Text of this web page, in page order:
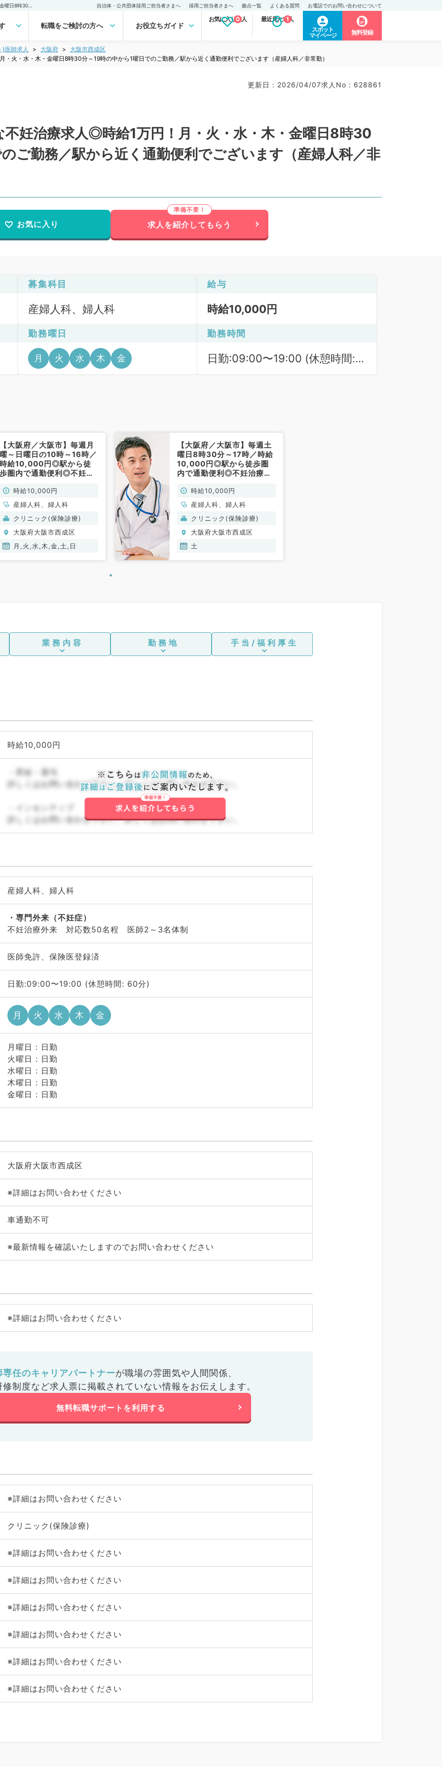
自治体・公共団体採用ご担当者さまへ 採用ご担当者さまへ 拠点一覧 よくある質問 お電話でのお問い合わせについて
転職をご検討の方へ お役立ちガイド
お気に入り求人
0 最近見た求人
1
スポット
マイページ
無料登録
)医師求人 大阪府
大阪市西成区
火・水・木・金曜日8時30分～19時の中から1曜日でのご勤務／駅から近く通勤便利でございます（産婦人科／非常勤）
更新日 : 2026/04/07求人No : 628861
不妊治療求人◎時給1万円！月・火・水・木・金曜日8時30
ご勤務／駅から近く通勤便利でございます（産婦人科／非
お気に入り 求人を紹介してもらう
募集科目
産婦人科、婦人科
給与
時給10,000円
勤務曜日
月 火 水 木 金
勤務時間
日勤:09:00〜19:00 (休憩時間:
【大阪府／大阪市】毎週月
曜～日曜日の10時～16時／
時給10,000円◎駅から徒
歩圏内で通勤便利◎不妊治
診療のお仕事です（産婦人
科・婦人科／非常勤）
時給10,000円
産婦人科、婦人科
クリニック(保険診療)
大阪府大阪市西成区
月,火,水,木,金,土,日
【大阪府／大阪市】毎週土
曜日8時30分～17時／時給
10,000円◎駅から徒歩圏
内で通勤便利◎不妊治療専
のお仕事です（産婦人科・
婦人科／非常勤）
時給10,000円
産婦人科、婦人科
クリニック(保険診療)
大阪府大阪市西成区
土
業務内容 勤務地 手当/福利厚生
時給10,000円
・昇給・賞与
詳しくはお問い合わせ下さい。詳しくはお問い合わせ下さい。
・インセンティブ
詳しくはお問い合わせ下さい。詳しくはお問い合わせ下さい。
産婦人科、婦人科
専門外来（不妊症）
不妊治療外来 対応数50名程 医師2～3名体制
医師免許、保険医登録済
日勤:09:00〜19:00 (休憩時間: 60分)
月 火 水 木 金
月曜日 : 日勤
火曜日 : 日勤
水曜日 : 日勤
木曜日 : 日勤
金曜日 : 日勤
大阪府大阪市西成区
※詳細はお問い合わせください
車通勤不可
※最新情報を確認いたしますのでお問い合わせください
※詳細はお問い合わせください
専任のキャリアパートナーが職場の雰囲気や人間関係、
修制度など求人票に掲載されていない情報をお伝えします。
無料転職サポートを利用する
※詳細はお問い合わせください
クリニック(保険診療)
※詳細はお問い合わせください
※詳細はお問い合わせください
※詳細はお問い合わせください
※詳細はお問い合わせください
※詳細はお問い合わせください
※詳細はお問い合わせください